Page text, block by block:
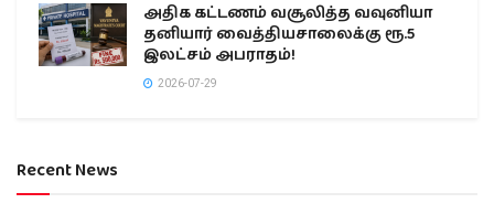
அதிக கட்டணம் வசூலித்த வவுனியா
தனியார் வைத்தியசாலைக்கு ரூ.5
இலட்சம் அபராதம்!
2026-07-29
Recent News